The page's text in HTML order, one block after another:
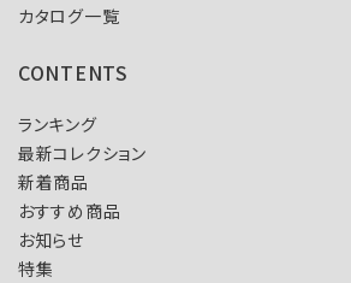
カタログ一覧
CONTENTS
ランキング
最新コレクション
新着商品
おすすめ商品
お知らせ
特集